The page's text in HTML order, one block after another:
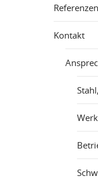
Referenzen
Kontakt